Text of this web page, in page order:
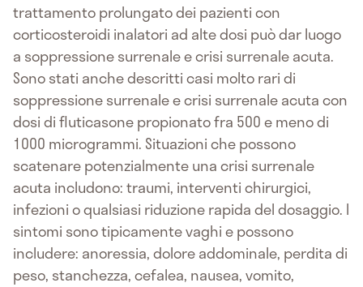
trattamento prolungato dei pazienti con
corticosteroidi inalatori ad alte dosi può dar luogo
a soppressione surrenale e crisi surrenale acuta.
Sono stati anche descritti casi molto rari di
soppressione surrenale e crisi surrenale acuta con
dosi di fluticasone propionato fra 500 e meno di
1000 microgrammi. Situazioni che possono
scatenare potenzialmente una crisi surrenale
acuta includono: traumi, interventi chirurgici,
infezioni o qualsiasi riduzione rapida del dosaggio. I
sintomi sono tipicamente vaghi e possono
includere: anoressia, dolore addominale, perdita di
peso, stanchezza, cefalea, nausea, vomito,